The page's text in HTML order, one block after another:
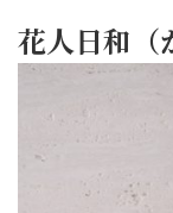
花人日和（